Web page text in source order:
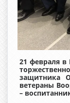
21 февраля
защитника
ветераны
–